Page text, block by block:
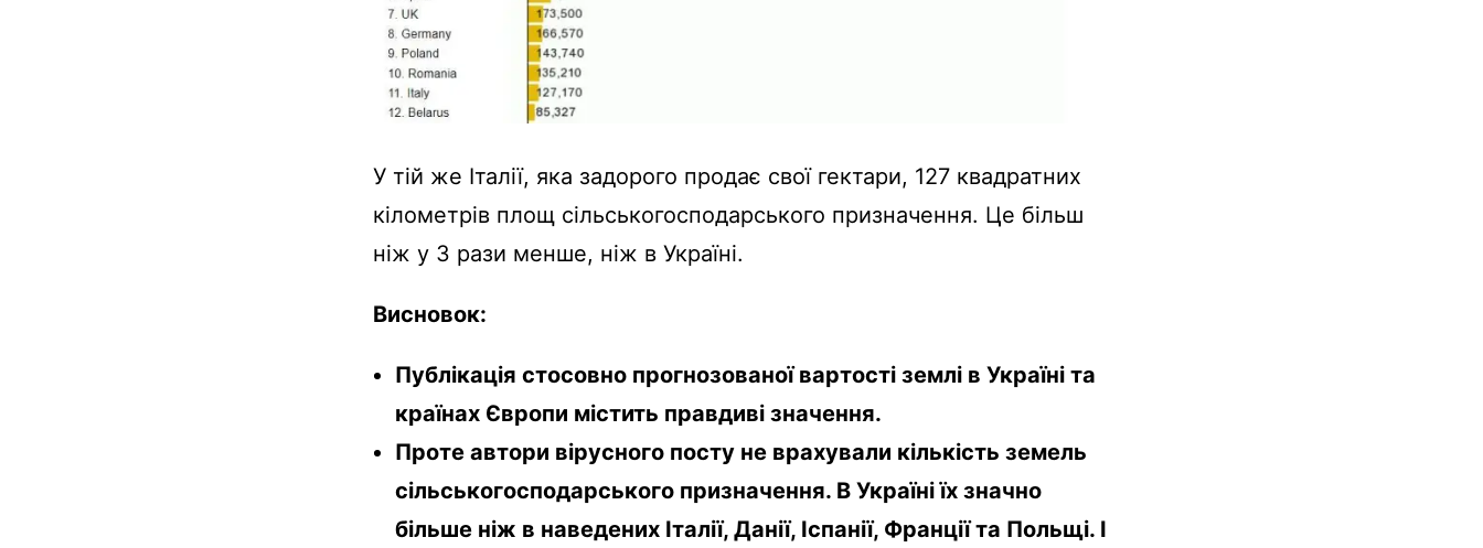
У тій же Італії, яка задорого продає свої гектари, 127 квадратних
кілометрів площ сільськогосподарського призначення. Це більш
ніж у 3 рази менше, ніж в Україні.
Висновок:
Публікація стосовно прогнозованої вартості землі в Україні та
країнах Європи містить правдиві значення.
Проте автори вірусного посту не врахували кількість земель
сільськогосподарського призначення. В Україні їх значно
більше ніж в наведених Італії, Данії, Іспанії, Франції та Польщі. І